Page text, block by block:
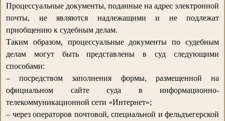
Процессуальные документы, поданные на адрес электронной
почты, не являются надлежащими и не подлежат
приобщению к судебным делам.
Таким образом, процессуальные документы по судебным
делам могут быть представлены в суд следующими
способами:
– посредством заполнения формы, размещенной на
официальном сайте суда в информационно-
телекоммуникационной сети «Интернет»;
– через операторов почтовой, специальной и фельдъегерской